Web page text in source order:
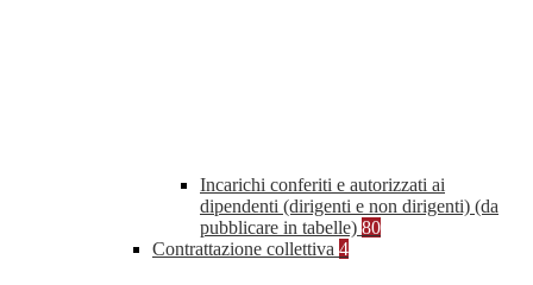
Incarichi conferiti e autorizzati ai
dipendenti (dirigenti e non dirigenti) (da
pubblicare in tabelle) 80
Contrattazione collettiva 4